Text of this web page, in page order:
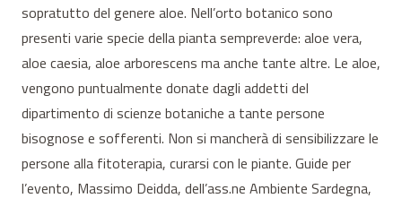
sopratutto del genere aloe. Nell’orto botanico sono
presenti varie specie della pianta sempreverde: aloe vera,
aloe caesia, aloe arborescens ma anche tante altre. Le aloe,
vengono puntualmente donate dagli addetti del
dipartimento di scienze botaniche a tante persone
bisognose e sofferenti. Non si mancherà di sensibilizzare le
persone alla fitoterapia, curarsi con le piante. Guide per
l’evento, Massimo Deidda, dell’ass.ne Ambiente Sardegna,